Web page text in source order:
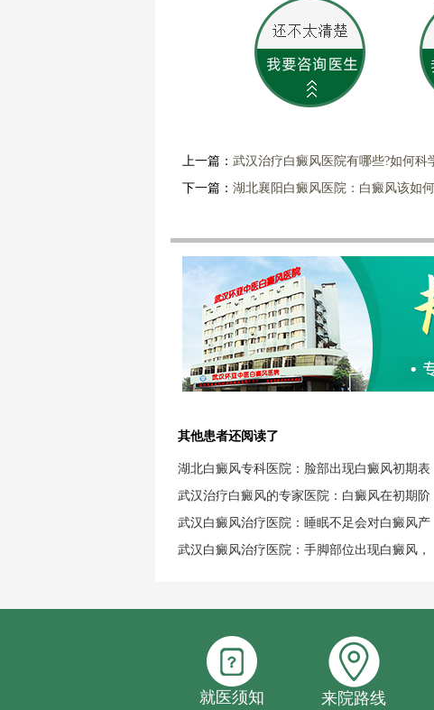
上一篇： 武汉治疗白癜风医院有哪些?如何科
下一篇： 湖北襄阳白癜风医院：白癜风该如
其他患者还阅读了
湖北白癜风专科医院：脸部出现白癜风初期表
武汉治疗白癜风的专家医院：白癜风在初期阶
武汉白癜风治疗医院：睡眠不足会对白癜风产
武汉白癜风治疗医院：手脚部位出现白癜风，
就医须知 来院路线